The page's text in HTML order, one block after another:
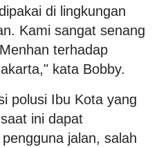
di lingkungan
Kami sangat senang
terhadap
kata Bobby.
polusi Ibu Kota yang
ini dapat
jalan, salah